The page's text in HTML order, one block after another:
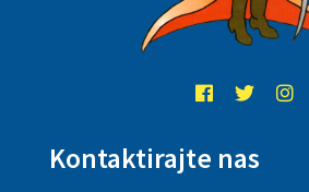
Kontaktirajte nas